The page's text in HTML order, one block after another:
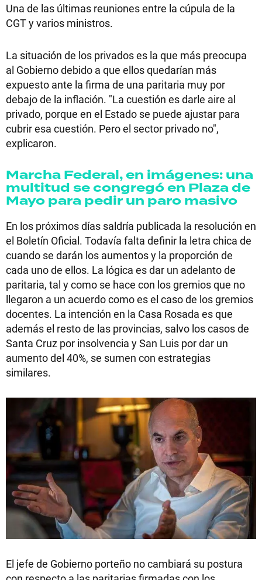
Una de las últimas reuniones entre la cúpula de la
CGT y varios ministros.
La situación de los privados es la que más preocupa
al Gobierno debido a que ellos quedarían más
expuesto ante la firma de una paritaria muy por
debajo de la inflación. "La cuestión es darle aire al
privado, porque en el Estado se puede ajustar para
cubrir esa cuestión. Pero el sector privado no",
explicaron.
Marcha Federal, en imágenes: una
multitud se congregó en Plaza de
Mayo para pedir un paro masivo
En los próximos días saldría publicada la resolución en
el Boletín Oficial. Todavía falta definir la letra chica de
cuando se darán los aumentos y la proporción de
cada uno de ellos. La lógica es dar un adelanto de
paritaria, tal y como se hace con los gremios que no
llegaron a un acuerdo como es el caso de los gremios
docentes. La intención en la Casa Rosada es que
además el resto de las provincias, salvo los casos de
Santa Cruz por insolvencia y San Luis por dar un
aumento del 40%, se sumen con estrategias
similares.
El jefe de Gobierno porteño no cambiará su postura